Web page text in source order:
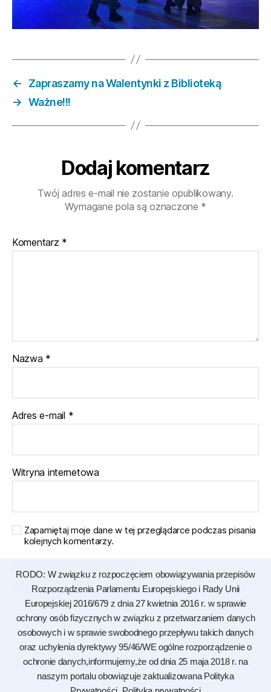
RODO: W związku z rozpoczęciem obowiązywania przepisów
Rozporządzenia Parlamentu Europejskiego i Rady Unii
Europejskiej 2016/679 z dnia 27 kwietnia 2016 r. w sprawie
ochrony osób fizycznych w związku z przetwarzaniem danych
osobowych i w sprawie swobodnego przepływu takich danych
oraz uchylenia dyrektywy 95/46/WE ogólne rozporządzenie o
ochronie danych,informujemy,że od dnia 25 maja 2018 r. na
naszym portalu obowiązuje zaktualizowana Polityka
←
Zapraszamy na Walentynki z Biblioteką
→ Ważne!!!
Dodaj komentarz
Twój adres e-mail nie zostanie opublikowany.
Wymagane pola są oznaczone *
Komentarz *
Nazwa *
Adres e-mail *
Witryna internetowa
Zapamiętaj moje dane w tej przeglądarce podczas pisania
kolejnych komentarzy.
Deklaracja dostępności